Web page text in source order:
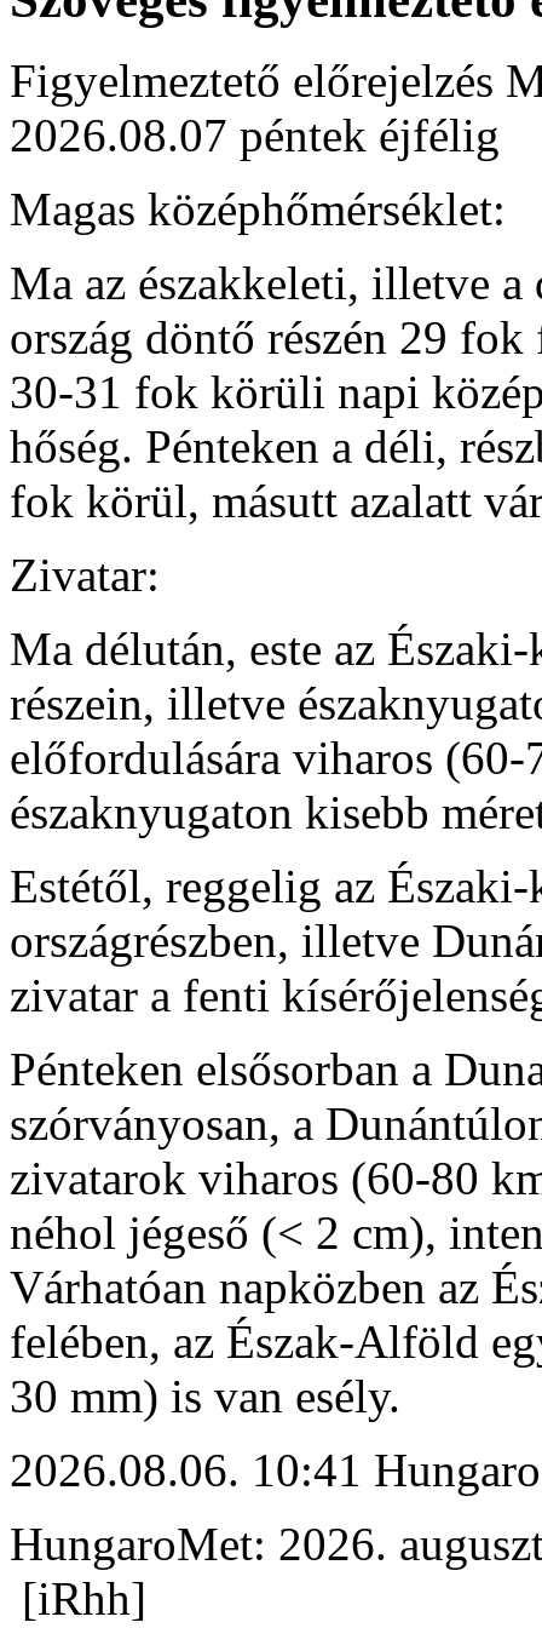
Figyelmeztető előrejelzés
2026.08.07 péntek éjfélig
Magas középhőmérséklet:
Ma az északkeleti, illetve
ország döntő részén 29
30-31 fok körüli napi
hőség. Pénteken a déli,
fok körül, másutt azalatt
Zivatar:
Ma délután, este az
részein, illetve
előfordulására viharos
északnyugaton kisebb
Estétől, reggelig az
országrészben, illetve
zivatar a fenti
Pénteken elsősorban a
szórványosan, a
zivatarok viharos (60-80
néhol jégeső (< 2 cm),
Várhatóan napközben az
felében, az Észak-Alföld
30 mm) is van esély.
2026.08.06. 10:41
HungaroMet: 2026.
[iRhh]